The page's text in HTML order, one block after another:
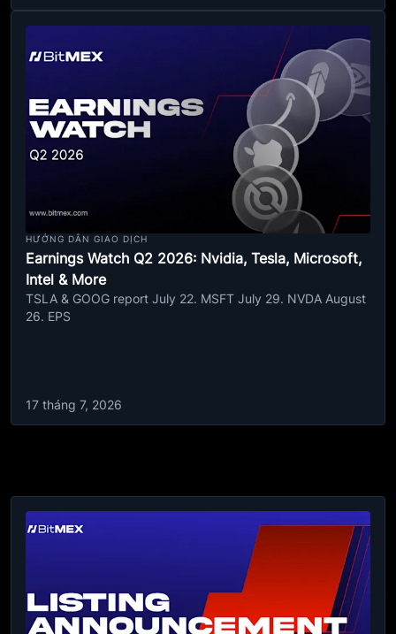
HƯỚNG DẪN GIAO DỊCH
Earnings Watch Q2 2026: Nvidia, Tesla, Microsoft,
Intel & More
TSLA & GOOG report July 22. MSFT July 29. NVDA August
26. EPS
17 tháng 7, 2026